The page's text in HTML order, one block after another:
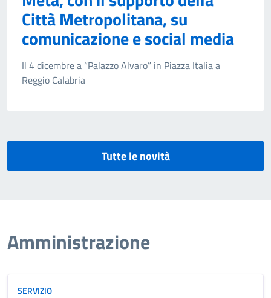
Città Metropolitana, su
comunicazione e social media
Il 4 dicembre a “Palazzo Alvaro” in Piazza Italia a
Reggio Calabria
Tutte le novità
Amministrazione
SERVIZIO